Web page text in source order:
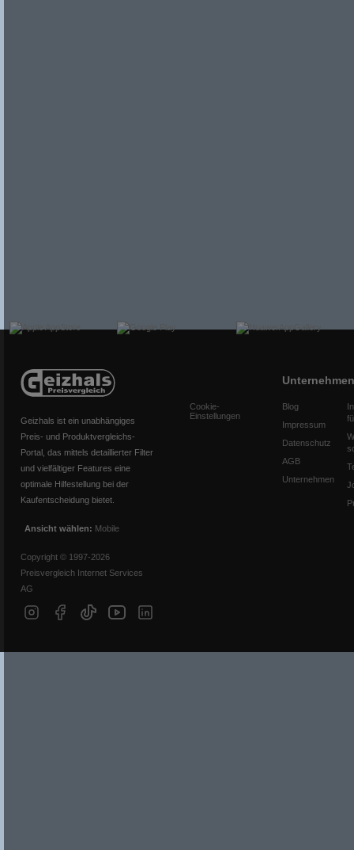
Geizhals ist ein unabhängiges
Preis- und Produktvergleichs-
Portal, das mittels detaillierter Filter
und vielfältiger Features eine
optimale Hilfestellung bei der
Kaufentscheidung bietet.
Ansicht wählen: Mobile
Copyright © 1997-2026
Preisvergleich Internet Services
AG
Cookie-
Einstellungen
Unternehmen
Blog
Impressum
Datenschutz
AGB
Unternehmen